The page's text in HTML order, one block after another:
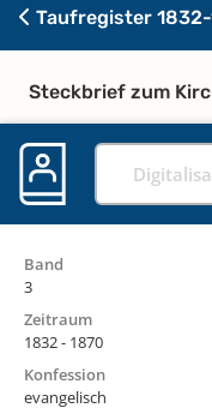
Taufregister
Steckbrief zum
Band
3
Zeitraum
1832 - 1870
Konfession
evangelisch